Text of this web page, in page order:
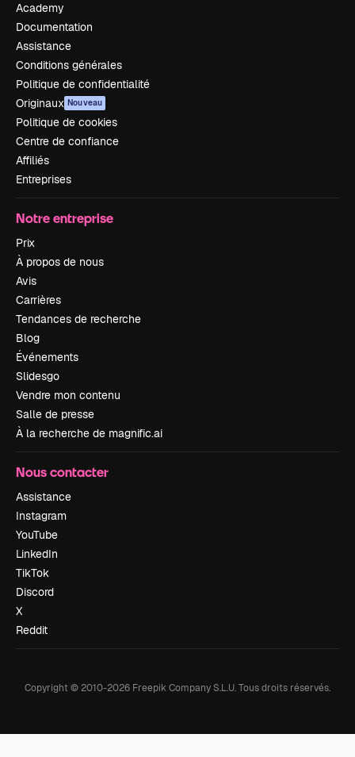
Academy
Documentation
Assistance
Conditions générales
Politique de confidentialité
Originaux Nouveau
Politique de cookies
Centre de confiance
Affiliés
Entreprises
Notre entreprise
Prix
À propos de nous
Avis
Carrières
Tendances de recherche
Blog
Événements
Slidesgo
Vendre mon contenu
Salle de presse
À la recherche de magnific.ai
Nous contacter
Assistance
Instagram
YouTube
LinkedIn
TikTok
Discord
X
Reddit
Copyright © 2010-2026 Freepik Company S.L.U.Tous droits réservés.